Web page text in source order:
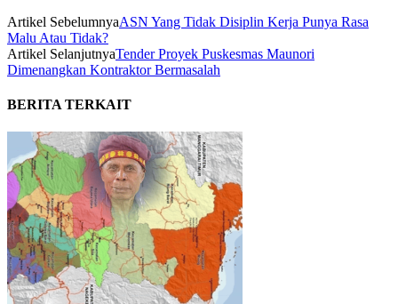
Artikel SebelumnyaASN Yang Tidak Disiplin Kerja Punya Rasa
Malu Atau Tidak?
Artikel SelanjutnyaTender Proyek Puskesmas Maunori
Dimenangkan Kontraktor Bermasalah
BERITA TERKAIT